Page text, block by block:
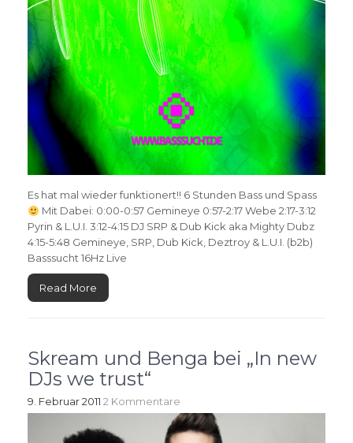
Es hat mal wieder funktionert!! 6 Stunden Bass und Spass
Mit Dabei: 0:00-0:57 Gemineye 0:57-2:17 Webe 2:17-3:12
Pyrin & L.U.I. 3:12-4:15 DJ SRP & Dub Kick aka Mighty Dubz
4:15-5:48 Gemineye, SRP, Dub Kick, Deztroy & L.U.I. (b2b)
Basssucht 16Hz Live
Read More
Skream und Benga bei „In new
DJs we trust“
9. Februar 2011 2 Kommentare